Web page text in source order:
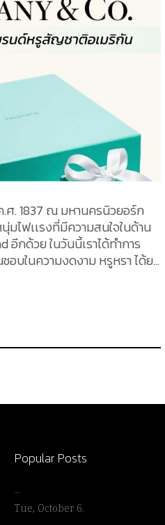
ศ. 1837 ณ มหานครนิวยอร์ก
ไฟเเรงที่มีความสนใจในด้าน
าได้ทำการ
อบในความงดงาม หรูหรา ได้ยล
& Co
นสื่อถึงความปราณีต เพิ่มมิติ
นี้ เงินสเตอร์ลิง (Sterling
3 เฉด ได้แก่ สีโรสโกลด์ (Rose
Popular Posts
…
Tue, October 6.